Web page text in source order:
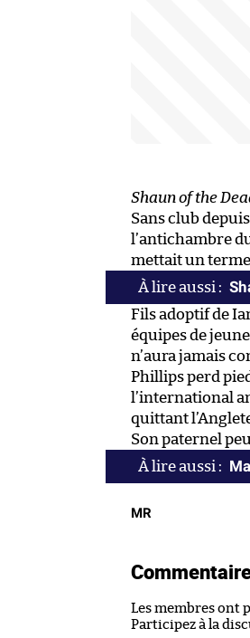
Shaun of the
Sans club
l’antichambre
mettait un terme
Fils adoptif de
équipes de
n’aura jamais
Phillips perd
l’international
quittant
Son paternel
MR
Les membres ont
Participez à la